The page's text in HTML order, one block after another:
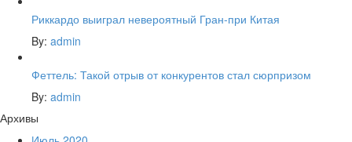
Риккардо выиграл невероятный Гран-при Китая
By: admin
Феттель: Такой отрыв от конкурентов стал сюрпризом
By: admin
Архивы